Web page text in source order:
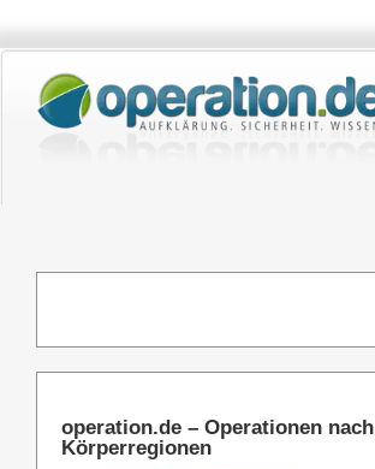
springen
operation.de – Operationen nach
Körperregionen